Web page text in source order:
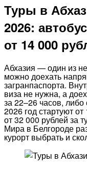
Туры в
2026:
от 14 000
Абхазия — один из
можно доехать
загранпаспорта.
виза не нужна, а
за 22–26 часов,
2026 год стартуют
от 32 000 рублей за
Мира в Белгороде
курорт выбрать и